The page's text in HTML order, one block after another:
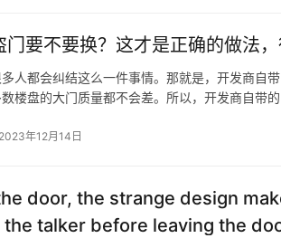
门要不要换？这才是正确的做法
人都会纠结这么一件事情。那就是，开发商自
楼盘的大门质量都不会差。所以，开发商自带
2023年12月14日
door, the strange design
talker before leaving the